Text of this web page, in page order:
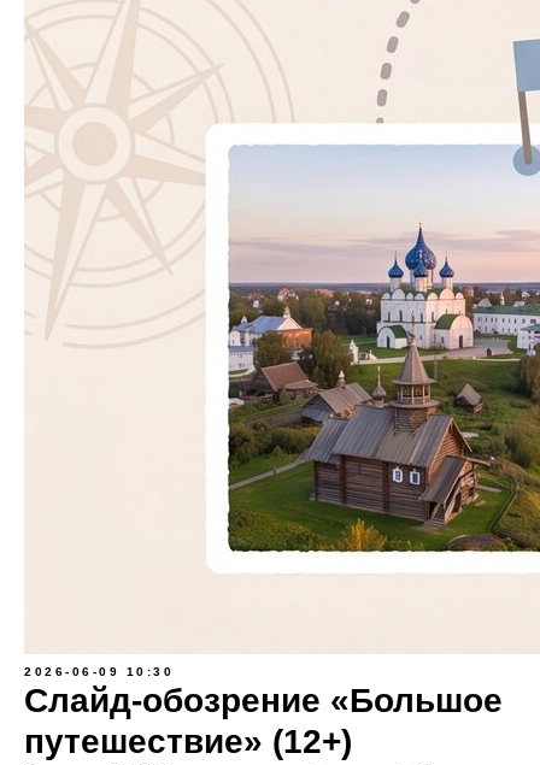
2026-06-09 10:30
Слайд-обозрение «Большое
путешествие» (12+)